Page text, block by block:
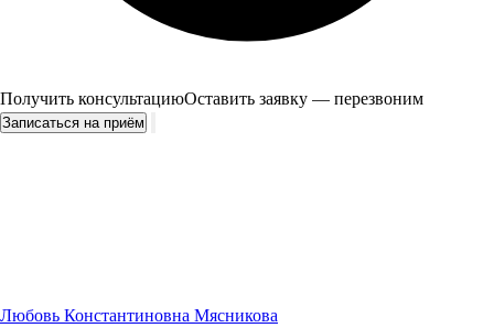
Получить консультациюОставить заявку — перезвоним
Записаться на приём
Любовь Константиновна Мясникова